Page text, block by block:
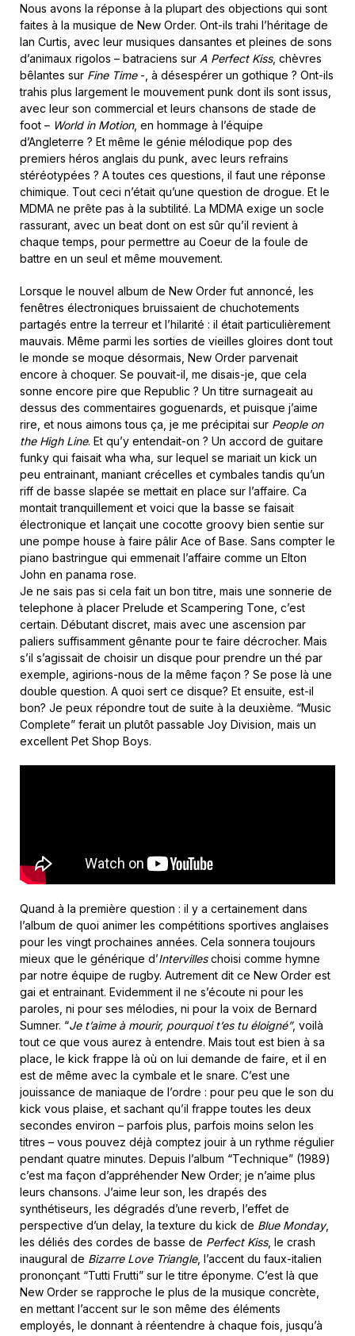
Nous avons la réponse à la plupart des objections qui sont
faites à la musique de New Order. Ont-ils trahi l’héritage de
Ian Curtis, avec leur musiques dansantes et pleines de sons
d’animaux rigolos – batraciens sur A Perfect Kiss, chèvres
bêlantes sur Fine Time-, à désespérer un gothique ? Ont-ils
trahis plus largement le mouvement punk dont ils sont issus,
avec leur son commercial et leurs chansons de stade de
foot – World in Motion, en hommage à l’équipe
d’Angleterre ? Et même le génie mélodique pop des
premiers héros anglais du punk, avec leurs refrains
stéréotypées ? A toutes ces questions, il faut une réponse
chimique. Tout ceci n’était qu’une question de drogue. Et le
MDMA ne prête pas à la subtilité. La MDMA exige un socle
rassurant, avec un beat dont on est sûr qu’il revient à
chaque temps, pour permettre au Coeur de la foule de
battre en un seul et même mouvement.
Lorsque le nouvel album de New Order fut annoncé, les
fenêtres électroniques bruissaient de chuchotements
partagés entre la terreur et l’hilarité : il était particulièrement
mauvais. Même parmi les sorties de vieilles gloires dont tout
le monde se moque désormais, New Order parvenait
encore à choquer. Se pouvait-il, me disais-je, que cela
sonne encore pire que Republic ? Un titre surnageait au
dessus des commentaires goguenards, et puisque j’aime
rire, et nous aimons tous ça, je me précipitai sur People on
the High Line. Et qu’y entendait-on ? Un accord de guitare
funky qui faisait wha wha, sur lequel se mariait un kick un
peu entrainant, maniant crécelles et cymbales tandis qu’un
riff de basse slapée se mettait en place sur l’affaire. Ca
montait tranquillement et voici que la basse se faisait
électronique et lançait une cocotte groovy bien sentie sur
une pompe house à faire pâlir Ace of Base. Sans compter le
piano bastringue qui emmenait l’affaire comme un Elton
John en panama rose.
Je ne sais pas si cela fait un bon titre, mais une sonnerie de
telephone à placer Prelude et Scampering Tone, c’est
certain. Débutant discret, mais avec une ascension par
paliers suffisamment gênante pour te faire décrocher. Mais
s’il s’agissait de choisir un disque pour prendre un thé par
exemple, agirions-nous de la même façon ? Se pose là une
double question. A quoi sert ce disque? Et ensuite, est-il
bon? Je peux répondre tout de suite à la deuxième. “Music
Complete” ferait un plutôt passable Joy Division, mais un
excellent Pet Shop Boys.
Quand à la première question : il y a certainement dans
l’album de quoi animer les compétitions sportives anglaises
pour les vingt prochaines années. Cela sonnera toujours
mieux que le générique d’Intervilleschoisi comme hymne
par notre équipe de rugby. Autrement dit ce New Order est
gai et entrainant. Evidemment il ne s’écoute ni pour les
paroles, ni pour ses mélodies, ni pour la voix de Bernard
Sumner. “Je t’aime à mourir, pourquoi t’es tu éloigné”, voilà
tout ce que vous aurez à entendre. Mais tout est bien à sa
place, le kick frappe là où on lui demande de faire, et il en
est de même avec la cymbale et le snare. C’est une
jouissance de maniaque de l’ordre : pour peu que le son du
kick vous plaise, et sachant qu’il frappe toutes les deux
secondes environ – parfois plus, parfois moins selon les
titres – vous pouvez déjà comptez jouir à un rythme régulier
pendant quatre minutes. Depuis l’album “Technique” (1989)
c’est ma façon d’appréhender New Order; je n’aime plus
leurs chansons. J’aime leur son, les drapés des
synthétiseurs, les dégradés d’une reverb, l’effet de
perspective d’un delay, la texture du kick de Blue Monday,
les déliés des cordes de basse de Perfect Kiss, le crash
inaugural de Bizarre Love Triangle, l’accent du faux-italien
prononçant “Tutti Frutti” sur le titre éponyme. C’est là que
New Order se rapproche le plus de la musique concrète,
en mettant l’accent sur le son même des éléments
employés, le donnant à réentendre à chaque fois, jusqu’à